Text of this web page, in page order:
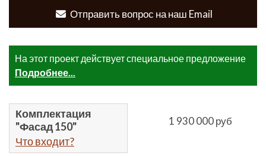
Отправить вопрос на наш Email
На этот проект действует специальное предложение
Подробнее...
Комплектация
"Фасад 150"
Что входит?
1 930 000 руб